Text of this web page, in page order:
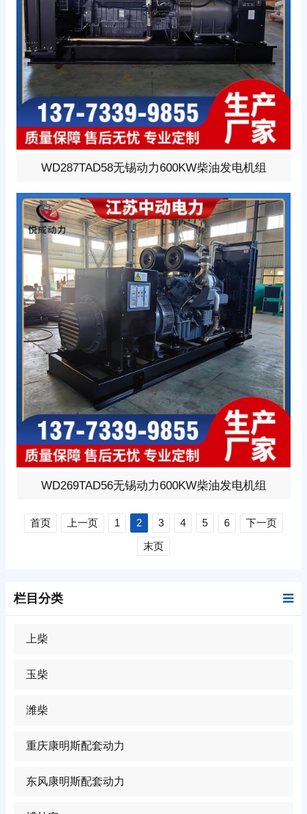
600KW柴油发电机组，选用无锡动力型号:WD287TAD5
增压V型12缸发动机配套昇丰全铜无刷发电机，全铜发电
机质保两年。标配自启动自保护液晶控制器。
WD287TAD58无锡动力600KW柴油发电机组
600KW柴油发电机组，选用无锡动力型号:WD269TAD5
增压V型12缸发动机配套昇丰全铜无刷发电机，全铜发电
机质保两年。标配自启动自保护液晶控制器。
WD269TAD56无锡动力600KW柴油发电机组
首页 上一页 1 2 3 4 5 6
下一页
末页
栏目分类
上柴
玉柴
潍柴
重庆康明斯配套动力
东风康明斯配套动力